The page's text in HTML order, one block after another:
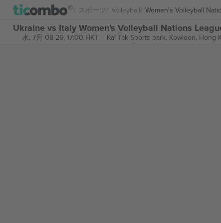
スポーツ Volleyball Women's Volleyball
Ukraine vs Italy Women's Volleyball Nations
水, 7月 08 26, 17:00 HKT Kai Tak Sports park, Kowloon, Hong